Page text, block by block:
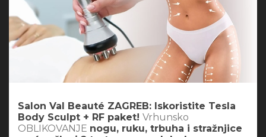
Salon Val Beauté ZAGREB: Iskoristite Tesla
Body Sculpt + RF paket! Vrhunsko
OBLIKOVANJE nogu, ruku, trbuha i stražnjice